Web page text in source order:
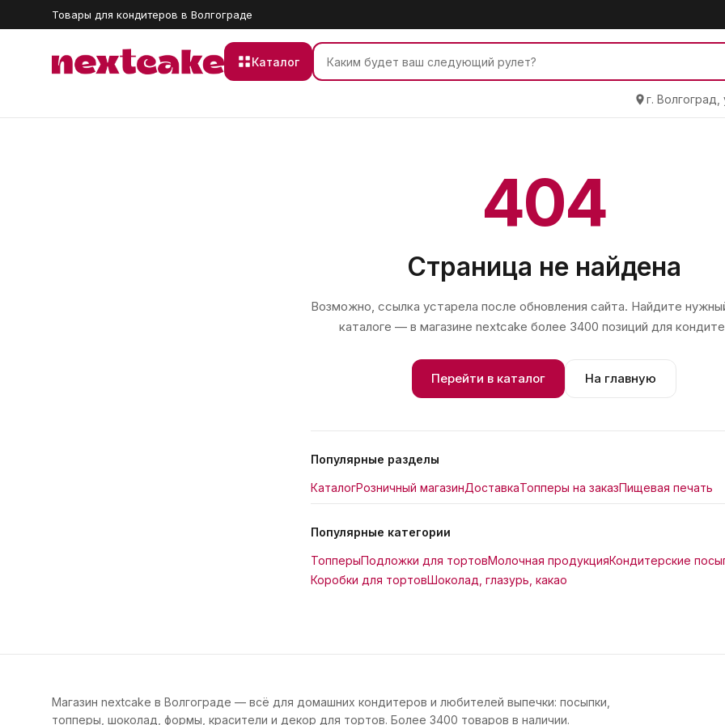
Товары для кондитеров в Волгограде
Каталог
г.
404
Страница не найдена
Возможно, ссылка устарела после обновления сайта. Найдите
каталоге — в магазине nextcake более 3400 позиций для
Перейти в каталог На главную
Популярные разделы
КаталогРозничный магазинДоставкаТопперы на заказПищевая печать
Популярные категории
ТопперыПодложки для тортовМолочная продукцияКондитерские
Коробки для тортовШоколад, глазурь, какао
Магазин nextcake в Волгограде — всё для домашних кондитеров и любителей выпечки: посыпки,
топперы, шоколад, формы, красители и декор для тортов. Более 3400 товаров в наличии.